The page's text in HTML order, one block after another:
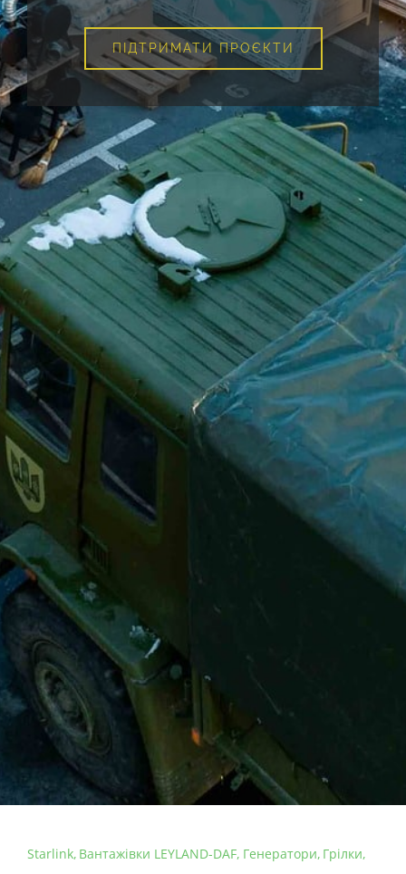
ПІДТРИМАТИ ПРОЄКТИ
Starlink Вантажівки LEYLAND-DAF Генератори Грілки